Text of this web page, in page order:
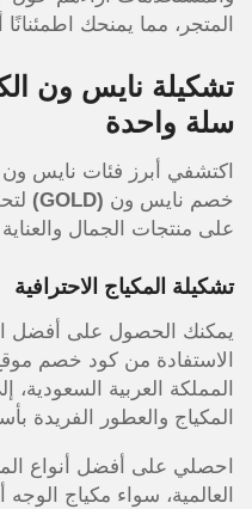
المتجر، مما يمنحك
تشكيلة نايس ون
سلة واحدة
اكتشفي أبرز فئات نايس ون
خصم نايس ون (GOLD)
على منتجات الجمال والعناية
تشكيلة المكياج الاحترافية
يمكنك الحصول على أفضل
الاستفادة من كود خصم
المملكة العربية
المكياج والعطور الفريدة
احصلي على أفضل أنواع
العالمية، سواء مكياج الوجه